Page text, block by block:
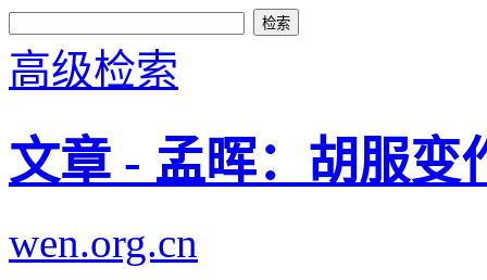
高级检索
文章 - 孟晖：胡服变
wen.org.cn